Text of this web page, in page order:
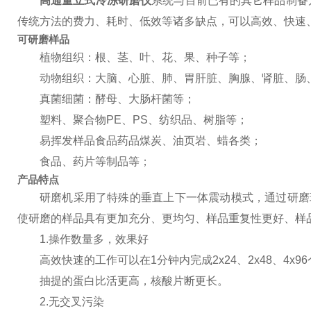
传统方法的费力、耗时、低效等诸多缺点，可以高效、快
可研磨样品
植物组织：根、茎、叶、花、果、种子等；
动物组织：大脑、心脏、肺、胃肝脏、胸腺、肾脏、
真菌细菌：酵母、大肠杆菌等；
塑料、聚合物PE、PS、纺织品、树脂等；
易挥发样品食品药品煤炭、油页岩、蜡各类；
食品、药片等制品等；
产品特点
研磨机采用了特殊的垂直上下一体震动模式，通过研
使研磨的样品具有更加充分、更均匀、样品重复性更好、样
1.操作数量多，效果好
高效快速的工作可以在1分钟内完成2x24、2x48、
抽提的蛋白比活更高，核酸片断更长。
2.无交叉污染